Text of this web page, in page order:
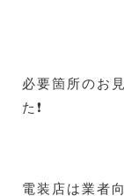
必要箇所のお
た❗
電装店は業者